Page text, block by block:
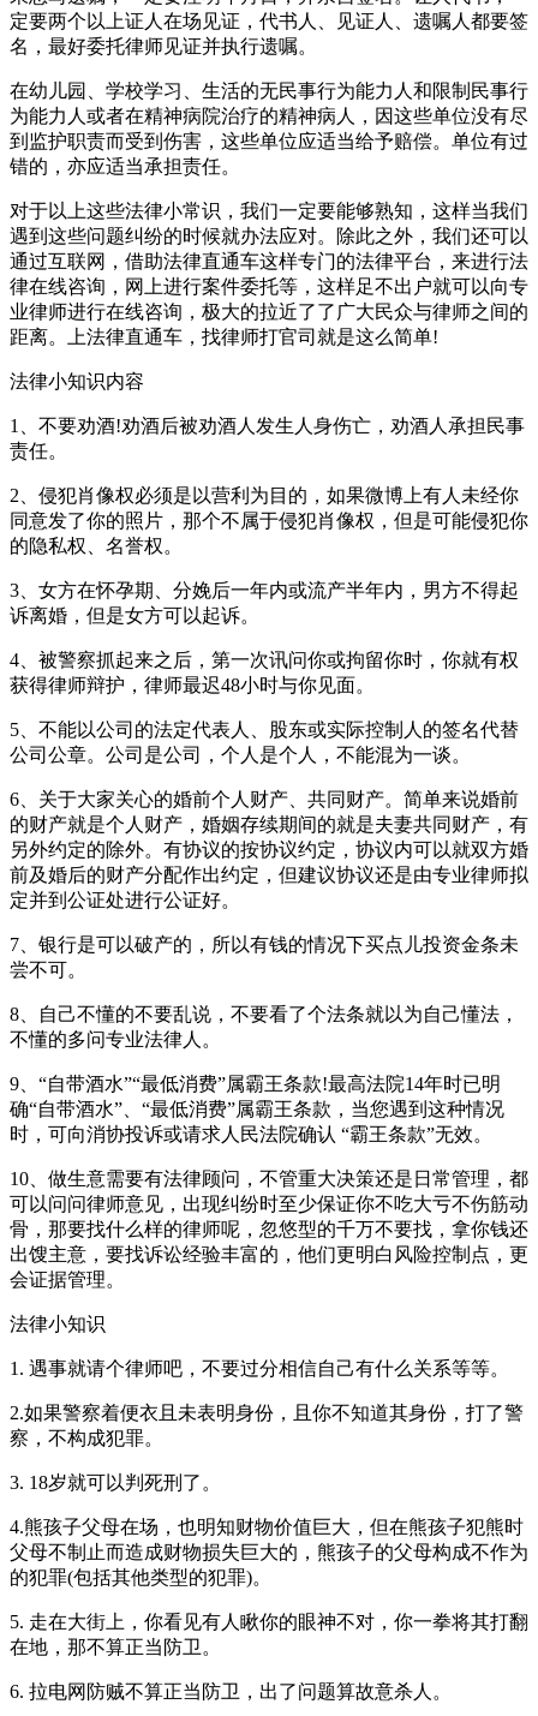
定要两个以上证人在场见证，代书人、见证人、遗嘱人都要签
名，最好委托律师见证并执行遗嘱。
在幼儿园、学校学习、生活的无民事行为能力人和限制民事行
为能力人或者在精神病院治疗的精神病人，因这些单位没有尽
到监护职责而受到伤害，这些单位应适当给予赔偿。单位有过
错的，亦应适当承担责任。
对于以上这些法律小常识，我们一定要能够熟知，这样当我们
遇到这些问题纠纷的时候就办法应对。除此之外，我们还可以
通过互联网，借助法律直通车这样专门的法律平台，来进行法
律在线咨询，网上进行案件委托等，这样足不出户就可以向专
业律师进行在线咨询，极大的拉近了了广大民众与律师之间的
距离。上法律直通车，找律师打官司就是这么简单!
法律小知识内容
1、不要劝酒!劝酒后被劝酒人发生人身伤亡，劝酒人承担民事
责任。
2、侵犯肖像权必须是以营利为目的，如果微博上有人未经你
同意发了你的照片，那个不属于侵犯肖像权，但是可能侵犯你
的隐私权、名誉权。
3、女方在怀孕期、分娩后一年内或流产半年内，男方不得起
诉离婚，但是女方可以起诉。
4、被警察抓起来之后，第一次讯问你或拘留你时，你就有权
获得律师辩护，律师最迟48小时与你见面。
5、不能以公司的法定代表人、股东或实际控制人的签名代替
公司公章。公司是公司，个人是个人，不能混为一谈。
6、关于大家关心的婚前个人财产、共同财产。简单来说婚前
的财产就是个人财产，婚姻存续期间的就是夫妻共同财产，有
另外约定的除外。有协议的按协议约定，协议内可以就双方婚
前及婚后的财产分配作出约定，但建议协议还是由专业律师拟
定并到公证处进行公证好。
7、银行是可以破产的，所以有钱的情况下买点儿投资金条未
尝不可。
8、自己不懂的不要乱说，不要看了个法条就以为自己懂法，
不懂的多问专业法律人。
9、“自带酒水”“最低消费”属霸王条款!最高法院14年时已明
确“自带酒水”、“最低消费”属霸王条款，当您遇到这种情况
时，可向消协投诉或请求人民法院确认 “霸王条款”无效。
10、做生意需要有法律顾问，不管重大决策还是日常管理，都
可以问问律师意见，出现纠纷时至少保证你不吃大亏不伤筋动
骨，那要找什么样的律师呢，忽悠型的千万不要找，拿你钱还
出馊主意，要找诉讼经验丰富的，他们更明白风险控制点，更
会证据管理。
法律小知识
1. 遇事就请个律师吧，不要过分相信自己有什么关系等等。
2.如果警察着便衣且未表明身份，且你不知道其身份，打了警
察，不构成犯罪。
3. 18岁就可以判死刑了。
4.熊孩子父母在场，也明知财物价值巨大，但在熊孩子犯熊时
父母不制止而造成财物损失巨大的，熊孩子的父母构成不作为
的犯罪(包括其他类型的犯罪)。
5. 走在大街上，你看见有人瞅你的眼神不对，你一拳将其打翻
在地，那不算正当防卫。
6. 拉电网防贼不算正当防卫，出了问题算故意杀人。